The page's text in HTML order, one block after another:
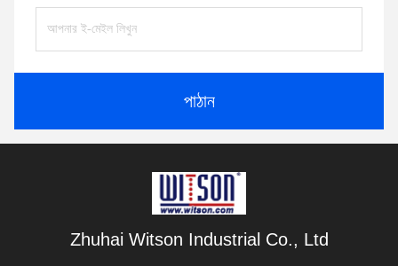
পাঠান
Zhuhai Witson Industrial Co., Ltd